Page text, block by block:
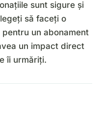
sunt sigure și
să faceți o
un abonament
un impact direct
îi urmăriți.